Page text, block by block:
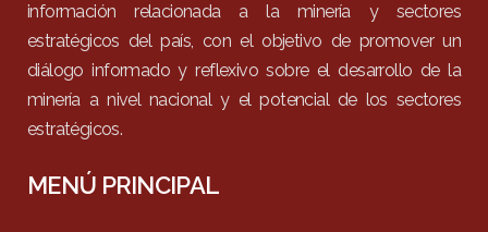
información relacionada a la minería y sectores
estratégicos del país, con el objetivo de promover un
diálogo informado y reflexivo sobre el desarrollo de la
minería a nivel nacional y el potencial de los sectores
estratégicos.
MENÚ PRINCIPAL